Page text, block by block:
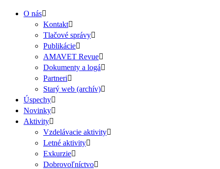
O nás
Kontakt
Tlačové správy
Publikácie
AMAVET Revue
Dokumenty a logá
Partneri
Starý web (archív)
Úspechy
Novinky
Aktivity
Vzdelávacie aktivity
Letné aktivity
Exkurzie
Dobrovoľníctvo